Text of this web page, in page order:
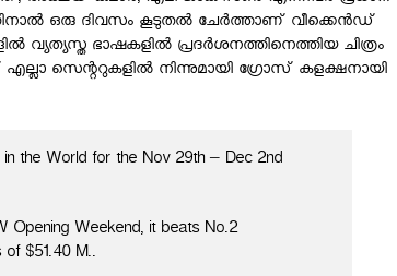
ഒരു ദിവസം കൂടുതല്‍ ചേര്‍ത്താണ് വീക്കെന്‍ഡ്
വ്യത്യസ്ത ഭാഷകളില്‍ പ്രദര്‍ശനത്തിനെത്തിയ ചിത്രം
സെന്ററുകളില്‍ നിന്നുമായി ഗ്രോസ് കളക്ഷനായി
in the World for the Nov 29th – Dec 2nd
Weekend, it beats No.2
$51.40 M..